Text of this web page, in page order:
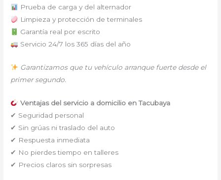
Prueba de carga y del alternador
Limpieza y protección de terminales
Garantía real por escrito
Servicio 24/7 los 365 días del año
Garantizamos que tu vehículo arranque fuerte desde el
primer segundo.
Ventajas del servicio a domicilio en Tacubaya
✔ Seguridad personal
✔ Sin grúas ni traslado del auto
✔ Respuesta inmediata
✔ No pierdes tiempo en talleres
✔ Precios claros sin sorpresas